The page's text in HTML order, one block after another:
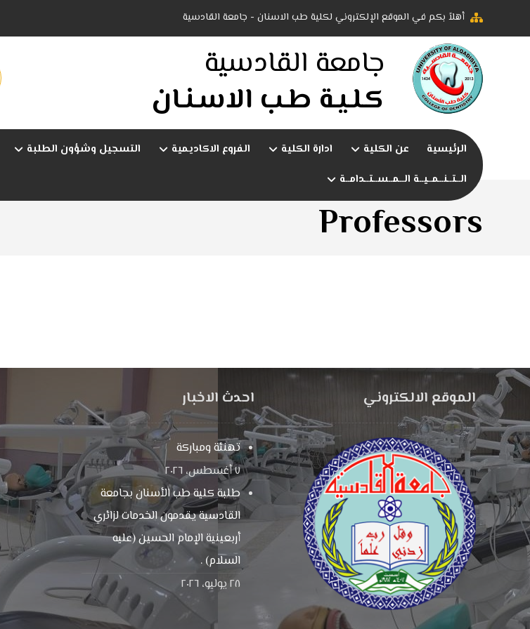
أهلاً بكم في الموقع الإلكتروني لكلية طب الاسنان - جامعة القادسية
جامعة القادسية
كـلـيـة طـب الاسـنـان
الرئيسية عن الكلية ادارة الكلية الفروع الاكاديمية التسجيل وشؤون الطلبة
الــتــنــمــيــة الــمــســتــدامــة
Professors
الموقع الالكتروني احدث الاخبار
تهنئة ومباركة
٧ أغسطس، ٢٠٢٦
طلبة كلية طب الأسنان بجامعة
القادسية يقدمون الخدمات لزائري
أربعينية الإمام الحسين (عليه
السلام) .
٢٨ يوليو، ٢٠٢٦